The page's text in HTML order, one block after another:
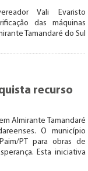
Vali Evaristo
das máquinas
Tamandaré do Sul
recurso
Almirante Tamandaré
O município
PT para obras de
Esta iniciativa